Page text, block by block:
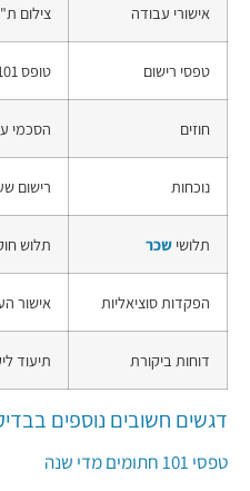
אישורי עבודה צילום
טפסי רישום טופס 101 חתום, טופס 106, טופס 161
חוזים הסכמי
נוכחות רישום
תלושישכר תלוש
הפקדות סוציאליות אישור
דוחות ביקורת תיעוד
דגשים חשובים נוספים
טפסי 101 חתומים מדי שנה